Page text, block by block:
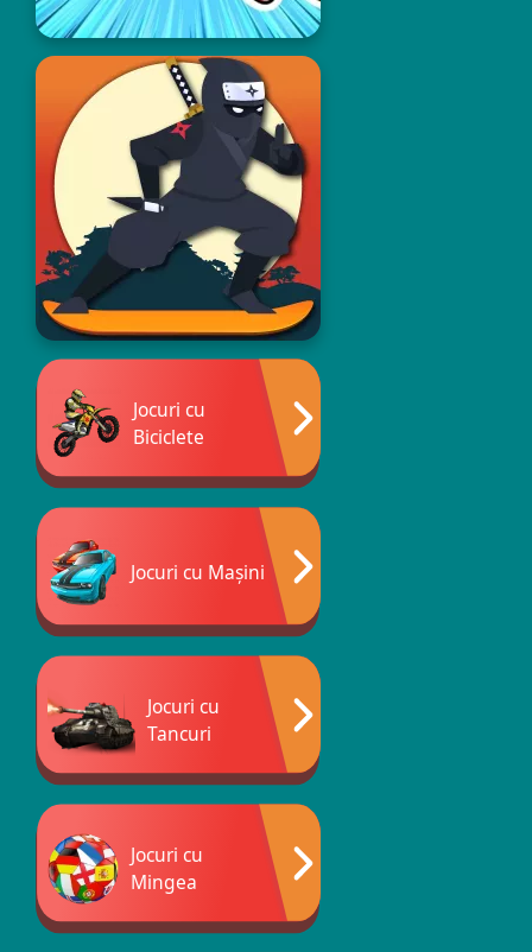
Jocuri cu
Biciclete
Jocuri cu Mașini
Jocuri cu
Tancuri
Jocuri cu
Mingea